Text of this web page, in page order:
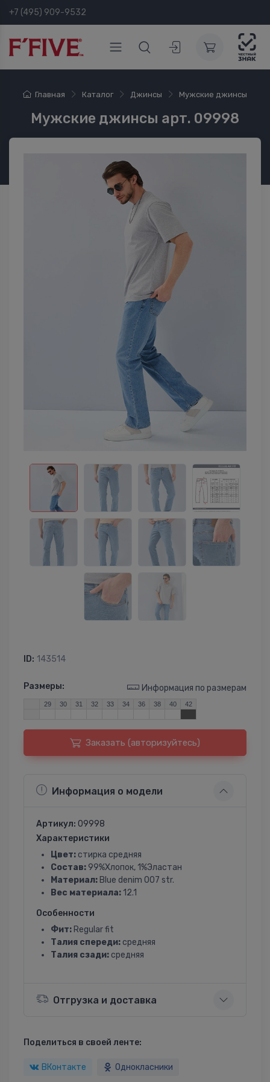
+7 (495) 909-9532
Главная Каталог Джинсы Мужские джинсы
Мужские джинсы арт. 09998
ID: 143514
Размеры: Информация по размерам
29 30 31 32 33 34 36 38 40 42
Заказать (авторизуйтесь)
Информация о модели
Артикул: 09998
Характеристики
Цвет: стирка средняя
Состав: 99%Хлопок, 1%Эластан
Материал: Blue denim 007 str.
Вес материала: 12.1
Особенности
Фит: Regular fit
Талия спереди: средняя
Талия сзади: средняя
Отгрузка и доставка
Поделиться в своей ленте:
ВКонтакте Однокласники